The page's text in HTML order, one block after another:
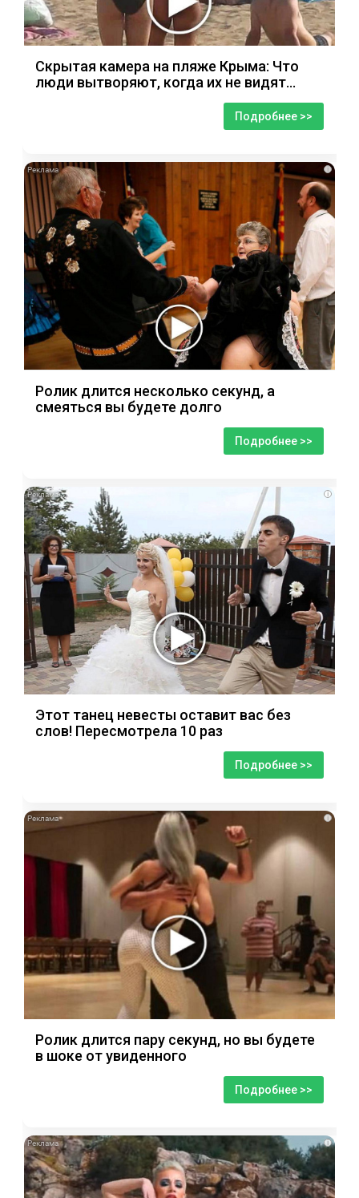
Скрытая камера на пляже Крыма: Что
люди вытворяют, когда их не видят...
Подробнее >>
i
Ролик длится несколько секунд, а
смеяться вы будете долго
Подробнее >>
i
Этот танец невесты оставит вас без
слов! Пересмотрела 10 раз
Подробнее >>
i
Ролик длится пару секунд, но вы будете
в шоке от увиденного
Подробнее >>
i